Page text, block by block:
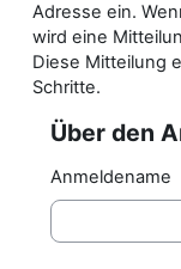
Adresse ein.
wird eine
Diese Mitteilung
Schritte.
Über den
Über den
Anmeldename